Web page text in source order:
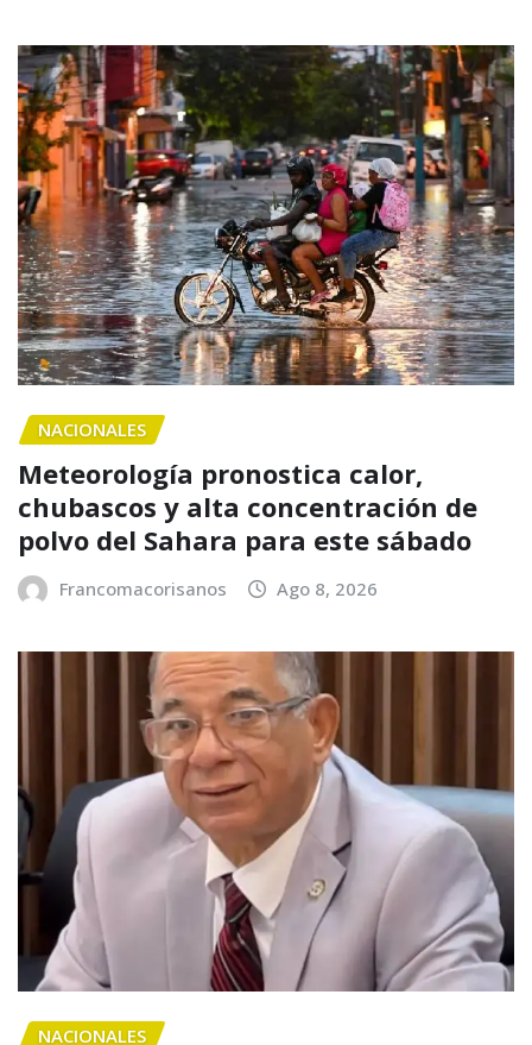
NACIONALES
Meteorología pronostica calor,
chubascos y alta concentración de
polvo del Sahara para este sábado
Francomacorisanos Ago 8, 2026
NACIONALES